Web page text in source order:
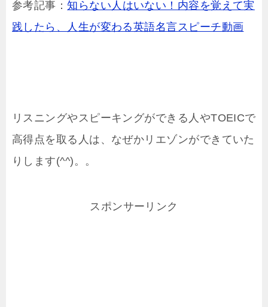
参考記事：知らない人はいない！内容を覚えて実
践したら、人生が変わる英語名言スピーチ動画
リスニングやスピーキングができる人やTOEICで
高得点を取る人は、なぜかリエゾンができていた
りします(^^)。。
スポンサーリンク